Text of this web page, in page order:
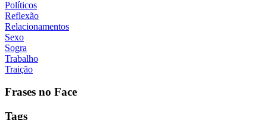
Políticos
Reflexão
Relacionamentos
Sexo
Sogra
Trabalho
Traição
Frases no Face
Tags